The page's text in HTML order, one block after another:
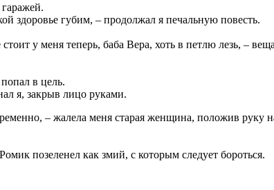
здоровье губим, – продолжал я печальную повесть.
у меня теперь, баба Вера, хоть в петлю лезь, –
в цель.
я, закрыв лицо руками.
– жалела меня старая женщина, положив руку
позеленел как змий, с которым следует бороться.